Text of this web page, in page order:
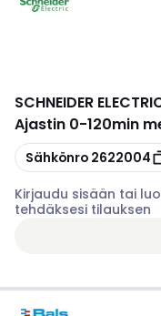
SCHNEIDER
Ajastin 0-120min
Kopioi
Sähkönro 2622004
Kirjaudu sisään tai
tehdäksesi tilauksen